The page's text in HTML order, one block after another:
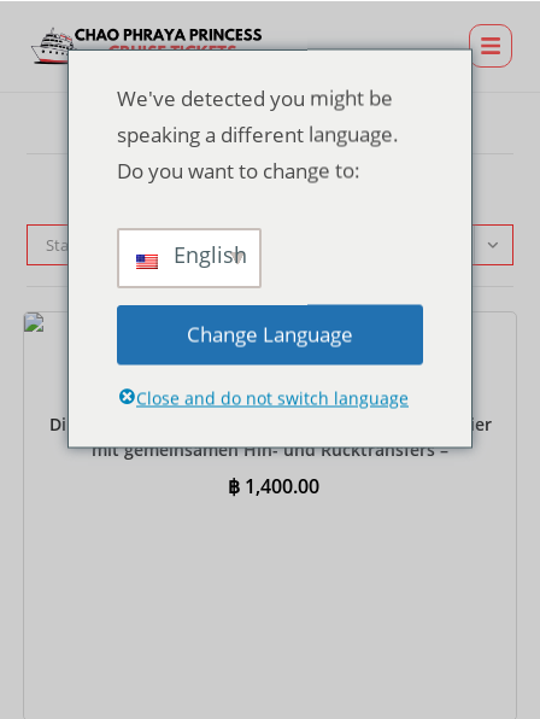
Standardsortierung
Tickets
Dinner-Kreuzfahrtticket am TERMINAL 21 Rama 3 Pier
mit gemeinsamen Hin- und Rücktransfers –
Internationales Buffet
฿ 1,400.00
We've detected you might be
speaking a different language.
Do you want to change to:
English
Change Language
Close and do not switch language